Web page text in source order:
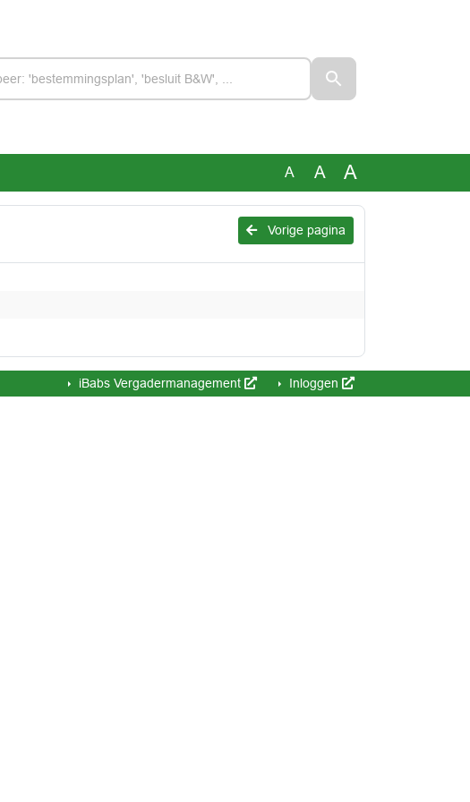
A A A
Vorige pagina
iBabs Vergadermanagement Inloggen